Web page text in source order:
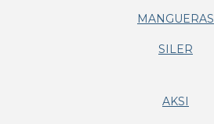
MANGUERAS
SILER
AKSI